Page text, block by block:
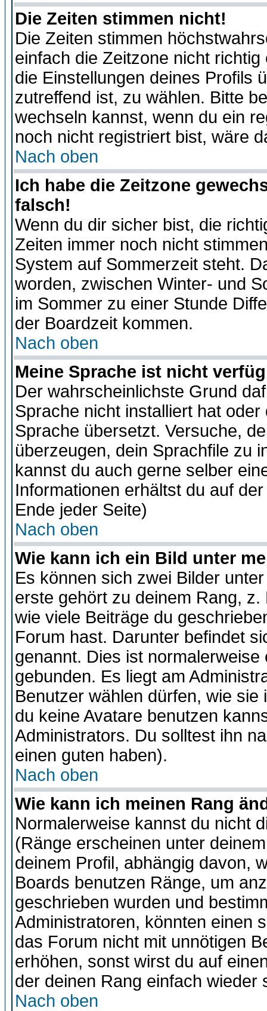
Die Zeiten stimmen nicht!
Die Zeiten stimmen
einfach die Zeitzone nicht
die Einstellungen deines Profils
zutreffend ist, zu wählen. Bitte
wechseln kannst, wenn du ein
noch nicht registriert bist, wäre
Nach oben
Ich habe die Zeitzone
falsch!
Wenn du dir sicher bist, die
Zeiten immer noch nicht
System auf Sommerzeit steht.
worden, zwischen Winter- und
im Sommer zu einer Stunde
der Boardzeit kommen.
Nach oben
Meine Sprache ist nicht
Der wahrscheinlichste Grund
Sprache nicht installiert hat
Sprache übersetzt. Versuche,
überzeugen, dein Sprachfile zu
kannst du auch gerne selber
Informationen erhältst du auf
Ende jeder Seite)
Nach oben
Wie kann ich ein Bild unter
Es können sich zwei Bilder
erste gehört zu deinem Rang,
wie viele Beiträge du
Forum hast. Darunter befindet
genannt. Dies ist
gebunden. Es liegt am
Benutzer wählen dürfen, wie
du keine Avatare benutzen
Administrators. Du solltest ihn
einen guten haben).
Nach oben
Wie kann ich meinen Rang
Normalerweise kannst du nicht
(Ränge erscheinen unter
deinem Profil, abhängig davon,
Boards benutzen Ränge, um
geschrieben wurden und
Administratoren, könnten einen
das Forum nicht mit unnötigen
erhöhen, sonst wirst du auf
der deinen Rang einfach wieder
Nach oben